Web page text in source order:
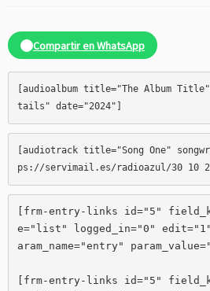
Compartir en WhatsApp
[audioalbum title="The Album
[audiotrack title="Song One"
ps://servimail.es/radioazul/30 10
[frm-entry-links id="5"
e="list" logged_in="0"
aram_name="entry"
[frm-entry-links id="5"